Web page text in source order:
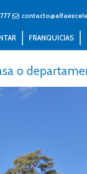
FRANQUICIAS
o